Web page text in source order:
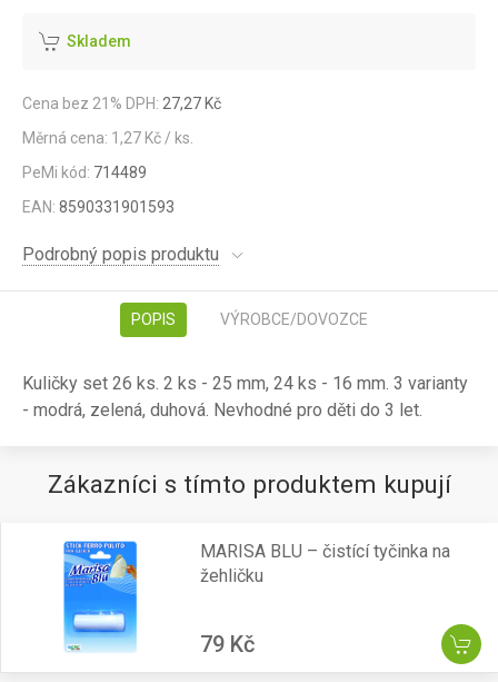
Skladem
Cena bez 21% DPH: 27,27 Kč
Měrná cena: 1,27 Kč / ks.
PeMi kód: 714489
EAN: 8590331901593
Podrobný popis produktu
POPIS VÝROBCE/DOVOZCE
Kuličky set 26 ks. 2 ks - 25 mm, 24 ks - 16 mm. 3 varianty
- modrá, zelená, duhová. Nevhodné pro děti do 3 let.
Zákazníci s tímto produktem kupují
MARISA BLU – čistící tyčinka na
žehličku
79 Kč